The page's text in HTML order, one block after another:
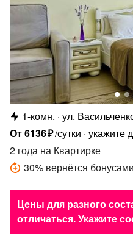
1-комн. ул.
От6136₽/сутки укажите
2 года на Квартирке
30% вернётся бонусами
Цены для разного
отличаться. Укажите